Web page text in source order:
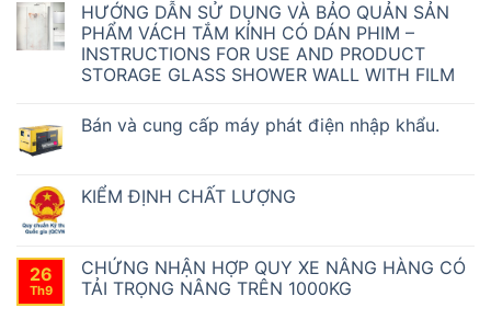
bình
luận
ở
Sơn
đá
tự
có
chọn
nhà
của
bạn?
HƯỚNG DẪN SỬ DỤNG VÀ BẢO QUẢN SẢN
PHẨM VÁCH TẮM KÍNH CÓ DÁN PHIM –
INSTRUCTIONS FOR USE AND PRODUCT
STORAGE GLASS SHOWER WALL WITH FILM
bình
DẪN
SỬ
QUẢN
SẢN
PHẨM
VÁCH
Bán và cung cấp máy phát điện nhập khẩu.
luận
ở
cấp
máy
phát
KIỂM ĐỊNH CHẤT LƯỢNG
luận
ở
KIỂM
26
Th9
CHỨNG NHẬN HỢP QUY XE NÂNG HÀNG CÓ
TẢI TRỌNG NÂNG TRÊN 1000KG